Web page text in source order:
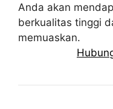
Anda akan
berkualitas tinggi
memuaskan.